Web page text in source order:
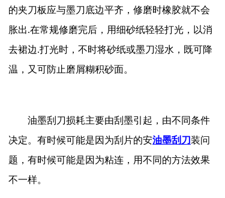
的夹刀板应与墨刀底边平齐，修磨时橡胶就不会
胀出.在常规修磨完后，用细砂纸轻轻打光，以消
去裙边.打光时，不时将砂纸或墨刀湿水，既可降
温，又可防止磨屑糊积砂面。
油墨刮刀损耗主要由刮墨引起，由不同条件
决定。有时候可能是因为刮片的安油墨刮刀装问
题，有时候可能是因为粘连，用不同的方法效果
不一样。